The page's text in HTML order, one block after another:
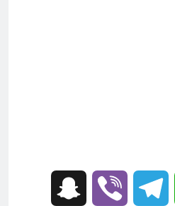
WhatsApp
Telegram
Viber